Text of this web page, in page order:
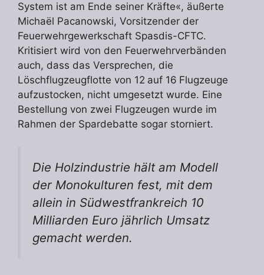
System ist am Ende seiner Kräfte«, äußerte
Michaël Pacanowski, Vorsitzender der
Feuerwehrgewerkschaft Spasdis-CFTC.
Kritisiert wird von den Feuerwehrverbänden
auch, dass das Versprechen, die
Löschflugzeugflotte von 12 auf 16 Flugzeuge
aufzustocken, nicht umgesetzt wurde. Eine
Bestellung von zwei Flugzeugen wurde im
Rahmen der Spardebatte sogar storniert.
Die Holzindustrie hält am Modell
der Monokulturen fest, mit dem
allein in Südwestfrankreich 10
Milliarden Euro jährlich Umsatz
gemacht werden.